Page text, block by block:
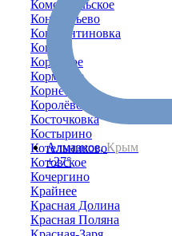
Алмазное,Крым
+27°
Комсомольское
Кондратьево
Константиновка
Копани
Коренное
Кормовое
Корнеевка
Королёво
Косточковка
Костырино
Котельниково
Котовское
Кочергино
Крайнее
Красная Долина
Красная Поляна